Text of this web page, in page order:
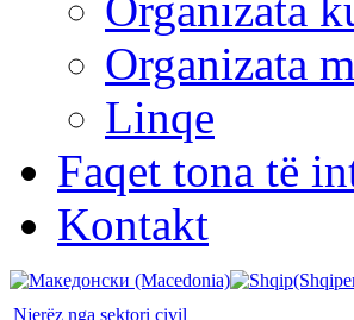
Organizata
Linqe
Faqet tona të
Kontakt
Njerëz nga sektori civil